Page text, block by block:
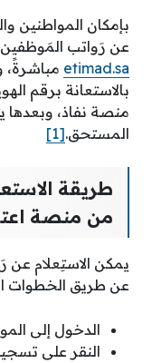
بإمكان المواطنين
عن رَواتب
etimad.sa مباشرةً،
بالاستعانة برقم
منصة نفاذ، وبعدها
المستحق.[1]
طريقة
من منصة
يمكن الاستِعلام
عن طريق الخطوات
الدخول إلى
النقر على